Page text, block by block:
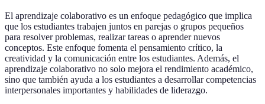
El aprendizaje colaborativo es un enfoque pedagógico que implica
que los estudiantes trabajen juntos en parejas o grupos pequeños
para resolver problemas, realizar tareas o aprender nuevos
conceptos. Este enfoque fomenta el pensamiento crítico, la
creatividad y la comunicación entre los estudiantes. Además, el
aprendizaje colaborativo no solo mejora el rendimiento académico,
sino que también ayuda a los estudiantes a desarrollar competencias
interpersonales importantes y habilidades de liderazgo.